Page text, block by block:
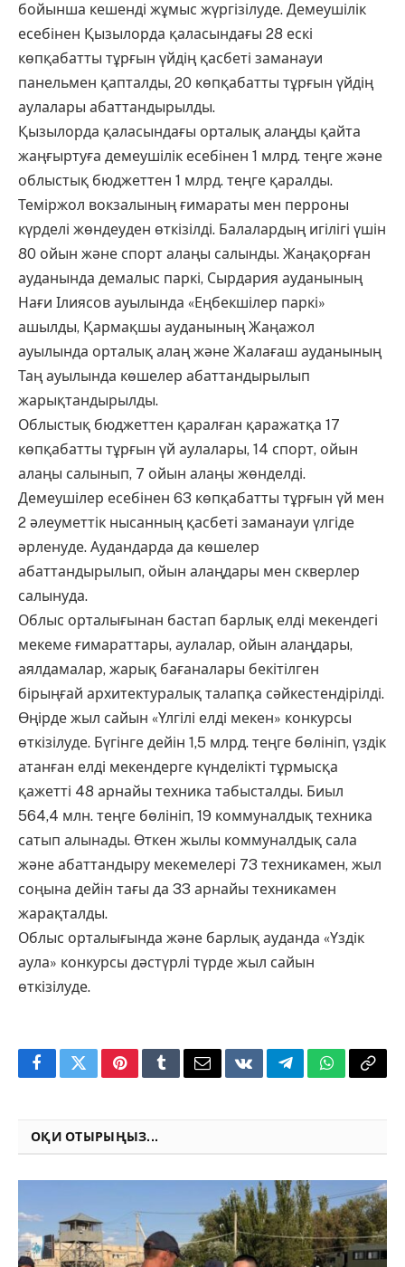
бойынша кешенді жұмыс жүргізілуде. Демеушілік
есебінен Қызылорда қаласындағы 28 ескі
көпқабатты тұрғын үйдің қасбеті заманауи
панельмен қапталды, 20 көпқабатты тұрғын үйдің
аулалары абаттандырылды.
Қызылорда қаласындағы орталық алаңды қайта
жаңғыртуға демеушілік есебінен 1 млрд. теңге және
облыстық бюджеттен 1 млрд. теңге қаралды.
Теміржол вокзалының ғимараты мен перроны
күрделі жөндеуден өткізілді. Балалардың игілігі үшін
80 ойын және спорт алаңы салынды. Жаңақорған
ауданында демалыс паркі, Сырдария ауданының
Нағи Ілиясов ауылында «Еңбекшілер паркі»
ашылды, Қармақшы ауданының Жаңажол
ауылында орталық алаң және Жалағаш ауданының
Таң ауылында көшелер абаттандырылып
жарықтандырылды.
Облыстық бюджеттен қаралған қаражатқа 17
көпқабатты тұрғын үй аулалары, 14 спорт, ойын
алаңы салынып, 7 ойын алаңы жөнделді.
Демеушілер есебінен 63 көпқабатты тұрғын үй мен
2 әлеуметтік нысанның қасбеті заманауи үлгіде
әрленуде. Аудандарда да көшелер
абаттандырылып, ойын алаңдары мен скверлер
салынуда.
Облыс орталығынан бастап барлық елді мекендегі
мекеме ғимараттары, аулалар, ойын алаңдары,
аялдамалар, жарық бағаналары бекітілген
бірыңғай архитектуралық талапқа сәйкестендірілді.
Өңірде жыл сайын «Үлгілі елді мекен» конкурсы
өткізілуде. Бүгінге дейін 1,5 млрд. теңге бөлініп, үздік
атанған елді мекендерге күнделікті тұрмысқа
қажетті 48 арнайы техника табысталды. Биыл
564,4 млн. теңге бөлініп, 19 коммуналдық техника
сатып алынады. Өткен жылы коммуналдық сала
және абаттандыру мекемелері 73 техникамен, жыл
соңына дейін тағы да 33 арнайы техникамен
жарақталды.
Облыс орталығында және барлық ауданда «Үздік
аула» конкурсы дәстүрлі түрде жыл сайын
өткізілуде.
FacebookTwitterPinterestTumblrEmailVKontakteTelegramWhatsApp
Copy
ОҚИ ОТЫРЫҢЫЗ...